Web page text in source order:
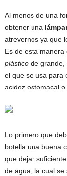
Al menos de una
obtener una
atrevernos ya que
Es de esta manera
plástico de grande,
el que se usa para
acidez estomacal
Lo primero que
botella una buena
que dejar
de agua, la cual se